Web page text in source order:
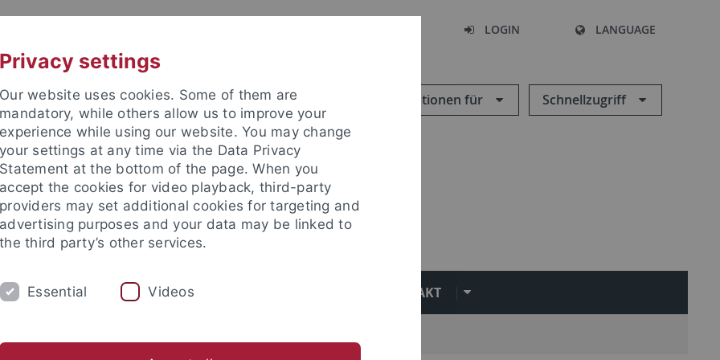
LOGIN LANGUAGE
Informationen für Schnellzugriff
und Landeskunde
KOLLOQUIUM KONTAKT
Privacy settings
Our website uses cookies. Some of them are
mandatory, while others allow us to improve your
experience while using our website. You may change
your settings at any time via the Data Privacy
Statement at the bottom of the page. When you
accept the cookies for video playback, third-party
providers may set additional cookies for targeting and
advertising purposes and your data may be linked to
the third party’s other services.
Essential Videos